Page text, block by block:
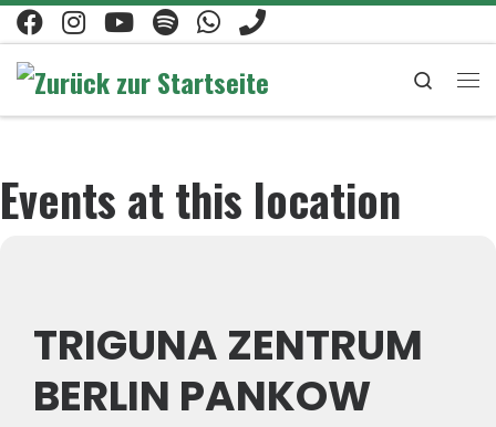
Zum Inhalt springen
Search
Events at this location
TRIGUNA ZENTRUM
BERLIN PANKOW